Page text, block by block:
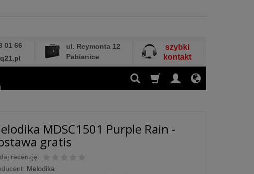
01 66
ul. Reymonta 12
Pabianice
szybki
kontakt
MDSC1501 Purple Rain -
gratis
recenzję:
Melodika